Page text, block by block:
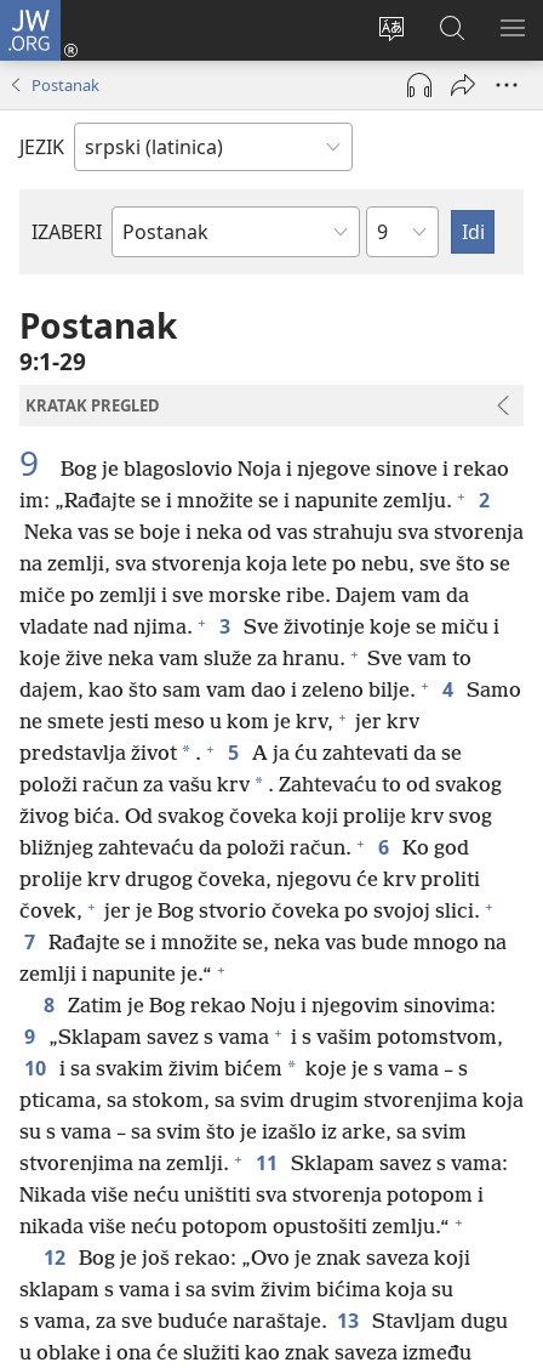
JW.ORG
Promeni
jezik
sajta
Prijava
(otvara
prozor)
Pretraga
sajta
JW.ORG
Postanak
JEZIK
IZABERI
Biblijska
Poglavlje
Postanak
9:1-29
KRATAK PREGLED
9
Bog je blagoslovio Noja i njegove sinove i rekao
im: „Rađajte se i množite se i napunite zemlju. + 2
Neka vas se boje i neka od vas strahuju sva stvorenja
na zemlji, sva stvorenja koja lete po nebu, sve što se
miče po zemlji i sve morske ribe. Dajem vam da
vladate nad njima. + 3 Sve životinje koje se miču i
koje žive neka vam služe za hranu. + Sve vam to
dajem, kao što sam vam dao i zeleno bilje. + 4 Samo
ne smete jesti meso u kom je krv, + jer krv
predstavlja život * . + 5 A ja ću zahtevati da se
položi račun za vašu krv * . Zahtevaću to od svakog
živog bića. Od svakog čoveka koji prolije krv svog
bližnjeg zahtevaću da položi račun. + 6 Ko god
prolije krv drugog čoveka, njegovu će krv proliti
čovek, + jer je Bog stvorio čoveka po svojoj slici. +
7 Rađajte se i množite se, neka vas bude mnogo na
zemlji i napunite je.“ +
8 Zatim je Bog rekao Noju i njegovim sinovima:
9 „Sklapam savez s vama + i s vašim potomstvom,
10 i sa svakim živim bićem * koje je s vama – s
pticama, sa stokom, sa svim drugim stvorenjima koja
su s vama – sa svim što je izašlo iz arke, sa svim
stvorenjima na zemlji. + 11
Sklapam savez s vama:
Nikada više neću uništiti sva stvorenja potopom i
nikada više neću potopom opustošiti zemlju.“ +
12 Bog je još rekao: „Ovo je znak saveza koji
sklapam s vama i sa svim živim bićima koja su
s vama, za sve buduće naraštaje. 13 Stavljam dugu
u oblake i ona će služiti kao znak saveza između